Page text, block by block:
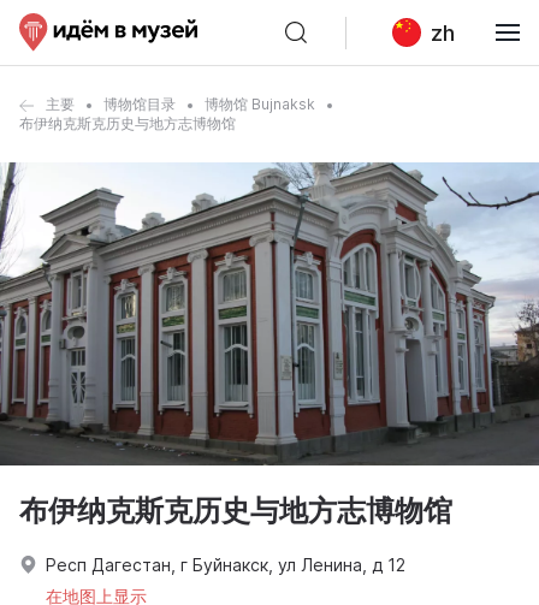
zh
主要 博物馆目录
博物馆 Bujnaksk
布伊纳克斯克历史与地方志博物馆
布伊纳克斯克历史与地方志博物馆
Респ Дагестан, г Буйнакск, ул Ленина, д 12
在地图上显示